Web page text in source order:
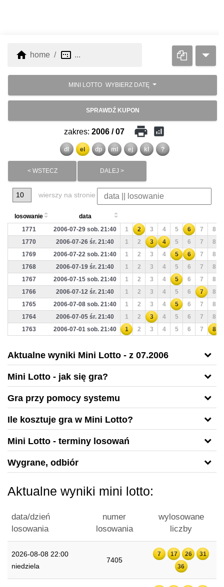
home home image_aspect_ratio ...
MINI LOTTO WYBIERZ DATĘ
SPRAWDŹ KUPON
zakres: 2006 / 07 print analytics
dl el dp ml ej kl ?
< WSTECZ DALEJ >
wierszy na stronie
losowanie
data
1771
2006-07-29 sob. 21:40 1 2 3 4 5 6 7
8
1770
2006-07-26 śr. 21:40 1 2 3 4 5 6 7
8
1769
2006-07-22 sob. 21:40 1 2 3 4 5 6 7
8
1768
2006-07-19 śr. 21:40 1 2 3 4 5 6 7
8
1767
2006-07-15 sob. 21:40 1 2 3 4 5 6 7
8
1766
2006-07-12 śr. 21:40 1 2 3 4 5 6 7
8
1765
2006-07-08 sob. 21:40 1 2 3 4 5 6 7
8
1764
2006-07-05 śr. 21:40 1 2 3 4 5 6 7
8
1763
2006-07-01 sob. 21:40 1 2 3 4 5 6 7 8
Aktualne wyniki Mini Lotto - z 07.2006
Mini Lotto - jak się gra?
Gra przy pomocy systemu
Ile kosztuje gra w Mini Lotto?
Mini Lotto - terminy losowań
Wygrane, odbiór
Aktualne wyniki mini lotto:
data/dzień
losowania
numer
losowania
wylosowane
liczby
2026-08-08 22:00
niedziela
7405
7 17 26
31
36